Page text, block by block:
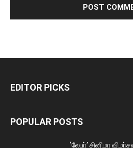
EDITOR PICKS
POPULAR POSTS
‘லேபர்’ சினிமா